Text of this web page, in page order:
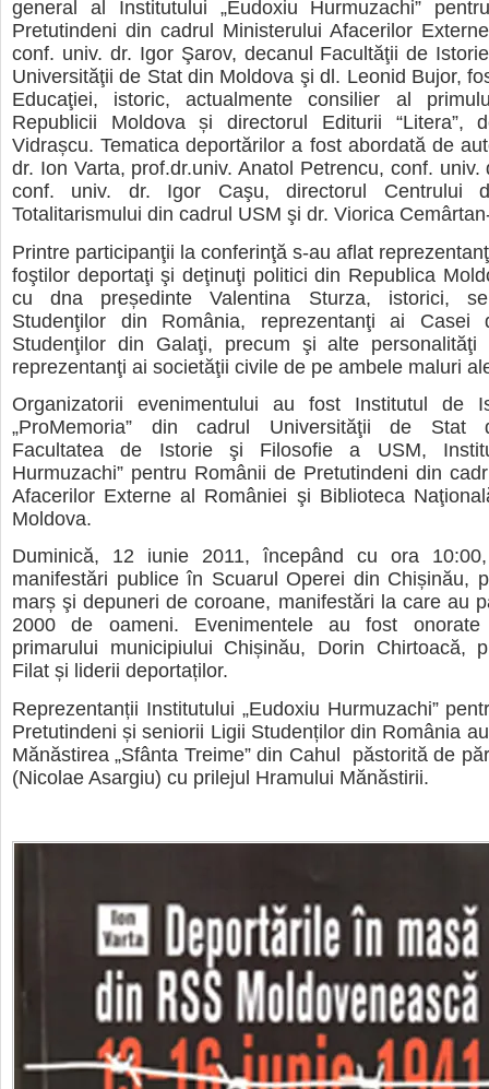
general al Institutului „Eudoxiu Hurmuzachi”
Pretutindeni din cadrul Ministerului Afacerilor
conf. univ. dr. Igor Şarov, decanul Facultăţii de
Universităţii de Stat din Moldova şi dl. Leonid Bujor,
Educaţiei, istoric, actualmente consilier al
Republicii Moldova și directorul Editurii “Litera”,
Vidrașcu. Tematica deportărilor a fost abordată de
dr. Ion Varta, prof.dr.univ. Anatol Petrencu, conf. univ.
conf. univ. dr. Igor Caşu, directorul Centrului
Totalitarismului din cadrul USM şi dr. Viorica
Printre participanţii la conferinţă s-au aflat
foştilor deportaţi şi deţinuţi politici din Republica
cu dna președinte Valentina Sturza, istorici,
Studenţilor din România, reprezentanţi ai Casei
Studenţilor din Galaţi, precum şi alte personalităţi
reprezentanţi ai societăţii civile de pe ambele maluri
Organizatorii evenimentului au fost Institutul de
„ProMemoria” din cadrul Universităţii de Stat
Facultatea de Istorie şi Filosofie a USM,
Hurmuzachi” pentru Românii de Pretutindeni din
Afacerilor Externe al României şi Biblioteca
Moldova.
Duminică, 12 iunie 2011, începând cu ora
manifestări publice în Scuarul Operei din Chișinău,
marș şi depuneri de coroane, manifestări la care au
2000 de oameni. Evenimentele au fost
primarului municipiului Chișinău, Dorin Chirtoacă,
Filat și liderii deportaților.
Reprezentanții Institutului „Eudoxiu Hurmuzachi”
Pretutindeni și seniorii Ligii Studenților din România
Mănăstirea „Sfânta Treime” din Cahul păstorită de
(Nicolae Asargiu) cu prilejul Hramului Mănăstirii.